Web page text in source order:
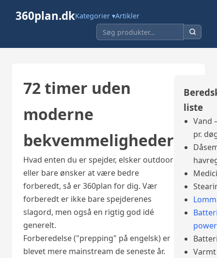
360plan.dkKategorier ▾Artikler
72 timer uden
moderne
bekvemmeligheder
Hvad enten du er spejder, elsker outdoor
eller bare ønsker at være bedre
forberedt, så er 360plan for dig. Vær
forberedt er ikke bare spejderenes
slagord, men også en rigtig god idé
generelt.
Forberedelse ("prepping" på engelsk) er
blevet mere mainstream de seneste år.
liste
Vand
pr.